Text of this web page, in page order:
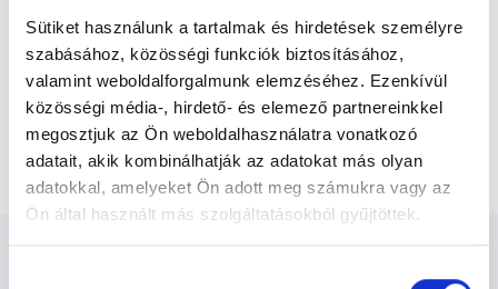
Sütiket használunk a tartalmak és hirdetések személyre
szabásához, közösségi funkciók biztosításához,
valamint weboldalforgalmunk elemzéséhez. Ezenkívül
közösségi média-, hirdető- és elemező partnereinkkel
megosztjuk az Ön weboldalhasználatra vonatkozó
adatait, akik kombinálhatják az adatokat más olyan
adatokkal, amelyeket Ön adott meg számukra vagy az
Ön által használt más szolgáltatásokból gyűjtöttek.
Főoldal Bőrgyógyász
Bőrgyógyász Budapest, II. kerület
Fagyasztás 3 db-ig